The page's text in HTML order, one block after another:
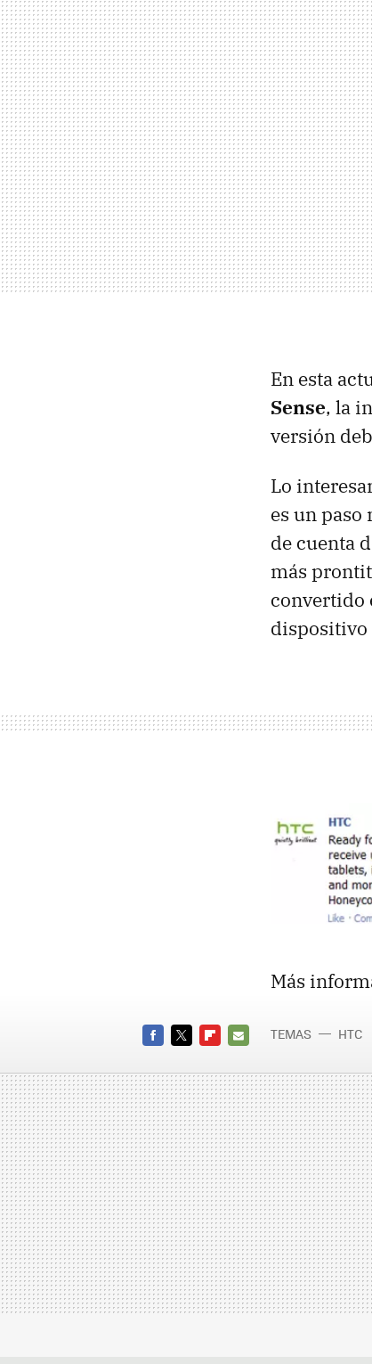
En esta
Sense, la
versión
Lo
es un paso
de cuenta
más
convertido
Más
MAIL
TEMAS HTC